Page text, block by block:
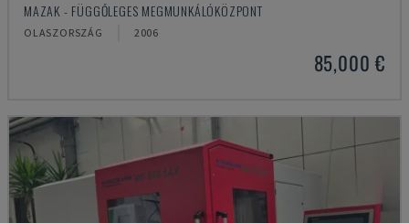
MAZAK - FÜGGŐLEGES MEGMUNKÁLÓKÖZPONT
OLASZORSZÁG 2006
85,000 €